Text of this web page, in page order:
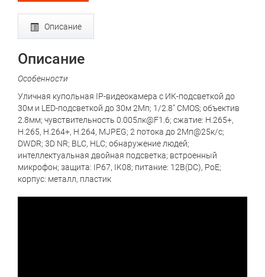
Описание
Описание
Особенности
Уличная купольная IP-видеокамера с ИК-подсветкой до
30м и LED-подсветкой до 30м 2Мп; 1/2.8" CMOS; объектив
2.8мм; чувствительность 0.005лк@F1.6; сжатие: H.265+,
H.265, H.264+, H.264, MJPEG; 2 потока до 2Мп@25к/с;
DWDR; 3D NR; BLC, HLC; обнаружение людей;
интеллектуальная двойная подсветка; встроенный
микрофон; защита: IP67, IK08; питание: 12В(DC), PoE;
корпус: металл, пластик